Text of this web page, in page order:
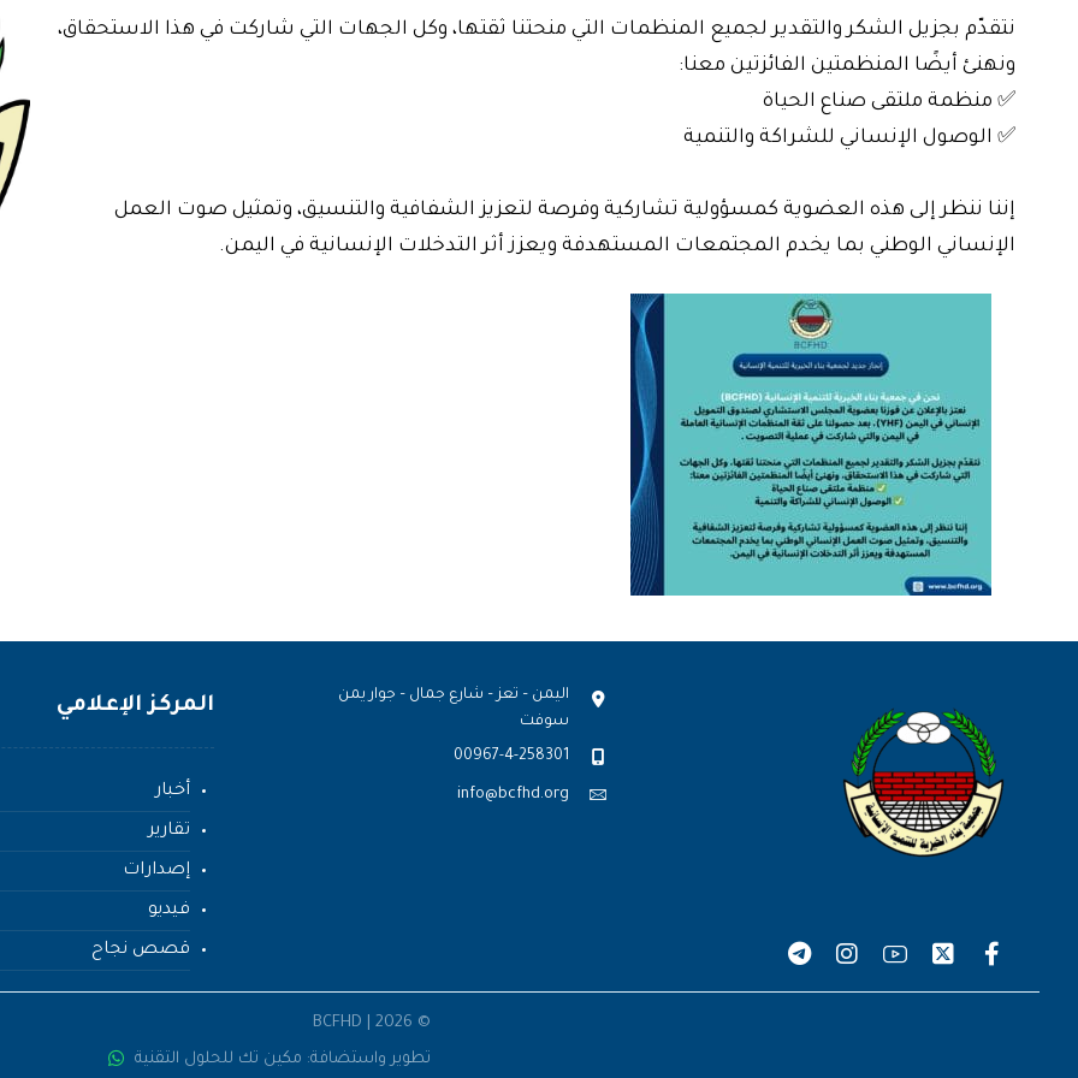
نتقدّم بجزيل الشكر والتقدير لجميع المنظمات التي منحتنا ثقتها، وكل الجهات التي شاركت في هذا الاستحقاق،
ونهنئ أيضًا المنظمتين الفائزتين معنا:
✅ منظمة ملتقى صناع الحياة
✅ الوصول الإنساني للشراكة والتنمية
إننا ننظر إلى هذه العضوية كمسؤولية تشاركية وفرصة لتعزيز الشفافية والتنسيق، وتمثيل صوت العمل
الإنساني الوطني بما يخدم المجتمعات المستهدفة ويعزز أثر التدخلات الإنسانية في اليمن.
اليمن – تعز – شارع جمال – جوار يمن
سوفت
00967-4-258301
info@bcfhd.org
المركز الإعلامي
أخبار
تقارير
إصدارات
فيديو
قصص نجاح
© 2026 | BCFHD
تطوير واستضافة: مكين تك للحلول التقنية